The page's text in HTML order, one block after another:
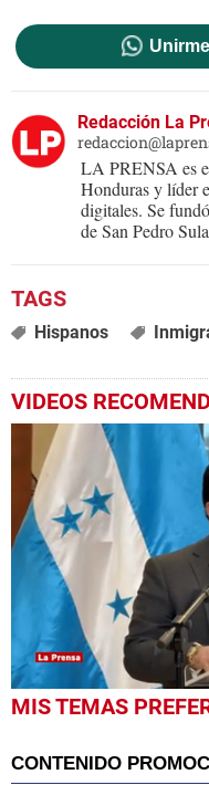
Redacción La
LA PRENSA es
Honduras y líder
digitales. Se
de San Pedro
Hispanos
VIDEOS
0
seconds
minutes,
MIS TEMAS